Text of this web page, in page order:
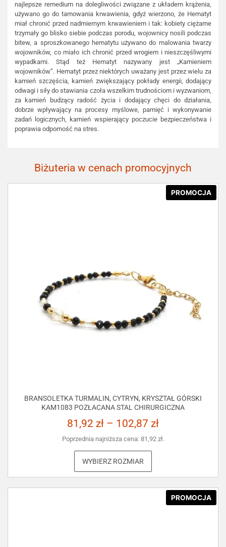
najlepsze remedium na dolegliwości związane z układem krążenia,
używano go do tamowania krwawienia, gdyż wierzono, że Hematyt
miał chronić przed nadmiernym krwawieniem i tak: kobiety ciężarne
trzymały go blisko siebie podczas porodu, wojownicy nosili podczas
bitew, a sproszkowanego hematytu używano do malowania twarzy
wojowników, co miało ich chronić przed wrogiem i nieszczęśliwymi
wypadkami. Stąd też Hematyt nazywany jest „Kamieniem
wojowników”. Hematyt przez niektórych uważany jest przez wielu za
kamień szczęścia, kamień zwiększający pokłady energii, dodający
odwagi i siły do stawiania czoła wszelkim trudnościom i wyzwaniom,
za kamień budzący radość życia i dodający chęci do działania,
dobrze wpływający na procesy myślowe, pamięć i wykonywanie
zadań logicznych, kamień wspierający poczucie bezpieczeństwa i
poprawia odporność na stres.
Biżuteria w cenach promocyjnych
PROMOCJA
BRANSOLETKA TURMALIN, CYTRYN, KRYSZTAŁ GÓRSKI
KAM1083 POZŁACANA STAL CHIRURGICZNA
81,92 zł – 102,87 zł
Poprzednia najniższa cena: 81,92 zł.
WYBIERZ ROZMIAR
PROMOCJA